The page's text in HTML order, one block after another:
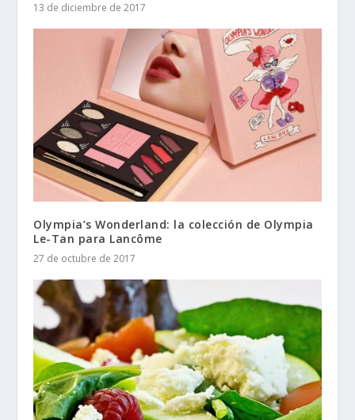
13 de diciembre de 2017
Olympia’s Wonderland: la colección de Olympia
Le-Tan para Lancôme
27 de octubre de 2017